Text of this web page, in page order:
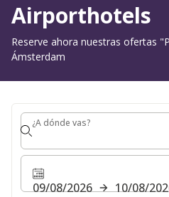
Airporthotels
Reserve ahora nuestras ofertas
Ámsterdam
¿A dónde vas?
¿A dónde vas?
09/08/2026
10/08/